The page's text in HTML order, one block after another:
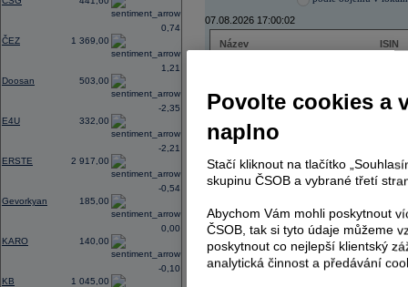
ČEZ 1 369,00
0,74
Doosan 503,00
1,21
E4U 332,00
-2,35
ERSTE 2 917,00
-2,21
Gevorkyan 185,00
-0,54
KARO 140,00
0,00
KB 1 045,00
-0,10
07.08.2026 17:00:02
Název
ISIN
ERSTE BANK
TMR
AD index - vývoj
Region
Povolte cookies a
naplno
Stačí kliknout na tlačítko
skupinu ČSOB a vybrané třetí
Abychom Vám mohli poskytnout
ČSOB, tak si tyto údaje můžeme
poskytnout co nejlepší klientský
analytická činnost a předávání